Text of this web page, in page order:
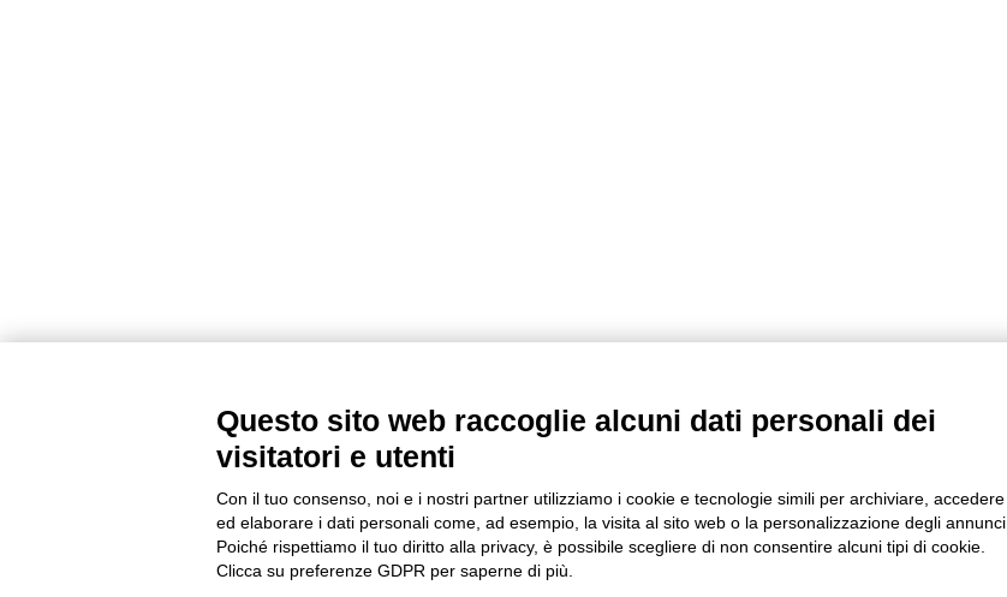
Questo sito web raccoglie alcuni dati personali dei
visitatori e utenti
Con il tuo consenso, noi e i nostri partner utilizziamo i cookie e tecnologie simili per archiviare, accedere
ed elaborare i dati personali come, ad esempio, la visita al sito web o la personalizzazione degli annunci.
Poiché rispettiamo il tuo diritto alla privacy, è possibile scegliere di non consentire alcuni tipi di cookie.
Clicca su preferenze GDPR per saperne di più.